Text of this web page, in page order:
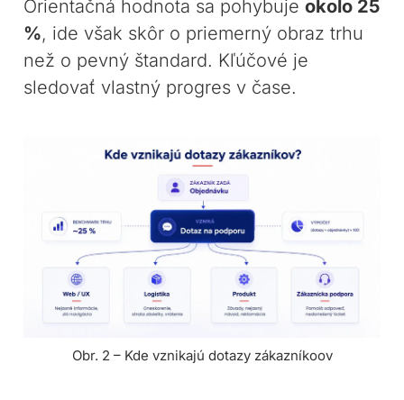
Orientačná hodnota sa pohybujeokolo 25
%, ide však skôr o priemerný obraz trhu
než o pevný štandard. Kľúčové je
sledovať vlastný progres v čase.
Obr. 2 – Kde vznikajú dotazy zákazníkoov